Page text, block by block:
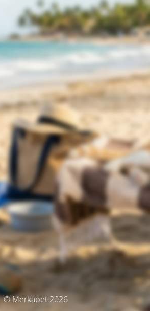
© Merkapet 2026